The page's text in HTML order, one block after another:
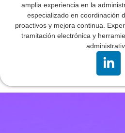
amplia experiencia en la
especializado en coordinación
proactivos y mejora continua.
tramitación electrónica y